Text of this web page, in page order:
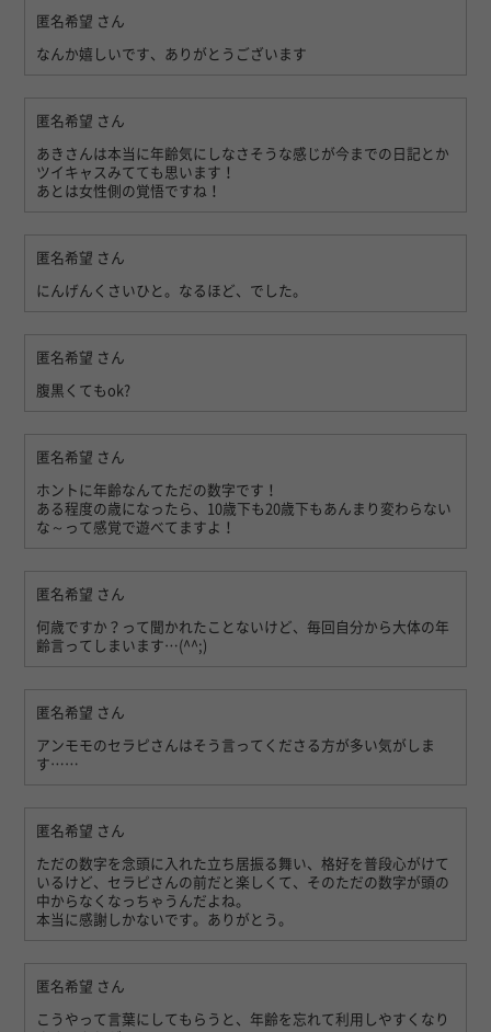
匿名希望 さん
なんか嬉しいです、ありがとうございます
匿名希望 さん
あきさんは本当に年齢気にしなさそうな感じが今までの日記とか
ツイキャスみてても思います！
あとは女性側の覚悟ですね！
匿名希望 さん
にんげんくさいひと。なるほど、でした。
匿名希望 さん
腹黒くてもok?
匿名希望 さん
ホントに年齢なんてただの数字です！
ある程度の歳になったら、10歳下も20歳下もあんまり変わらない
な～って感覚で遊べてますよ！
匿名希望 さん
何歳ですか？って聞かれたことないけど、毎回自分から大体の年
齢言ってしまいます…(^^;)
匿名希望 さん
アンモモのセラピさんはそう言ってくださる方が多い気がしま
す……
匿名希望 さん
ただの数字を念頭に入れた立ち居振る舞い、格好を普段心がけて
いるけど、セラピさんの前だと楽しくて、そのただの数字が頭の
中からなくなっちゃうんだよね。
本当に感謝しかないです。ありがとう。
匿名希望 さん
こうやって言葉にしてもらうと、年齢を忘れて利用しやすくなり